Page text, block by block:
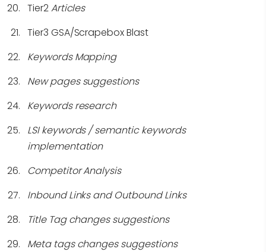
Tier2Articles
Tier3 GSA/Scrapebox Blast
Keywords Mapping
New pages suggestions
Keywords research
LSI keywords / semantic keywords
implementation
Competitor Analysis
Inbound Links and Outbound Links
Title Tag changes suggestions
Meta tags changes suggestions